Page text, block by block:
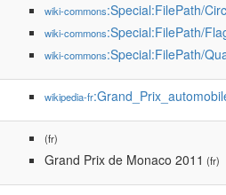
wiki-commons:Special:FilePath/
wiki-commons:Special:FilePath/
wiki-commons:Special:FilePath/
wikipedia-fr
(fr)
Grand Prix de Monaco 2011 (fr)